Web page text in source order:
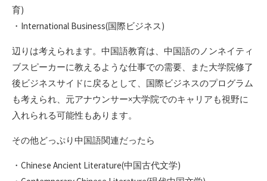
育)
・International Business(国際ビジネス)
辺りは考えられます。中国語教育は、中国語のノンネイティ
ブスピーカーに教えるような仕事での需要、また大学院修了
後ビジネスサイドに戻るとして、国際ビジネスのプログラム
も考えられ、元アナウンサー×大学院でのキャリアも視野に
入れられる可能性もあります。
その他どっぷり中国語関連だったら
・Chinese Ancient Literature(中国古代文学)